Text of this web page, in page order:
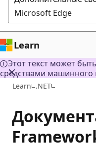
Microsoft Edge
Learn
Этот текст может
средствами
Learn .NET